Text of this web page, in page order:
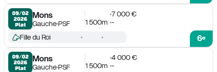
09/02
2026
Plat
Mons
GauchePSF
7 000 €
1 500m -
6e
Fille du Roi
09/02
2026
Plat
Mons
GauchePSF
4 000 €
1 500m -